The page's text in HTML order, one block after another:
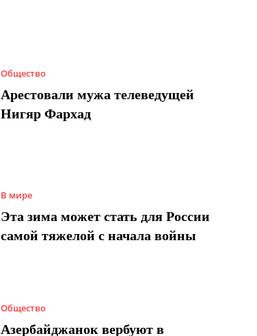
Общество
Арестовали мужа телеведущей
Нигяр Фархад
В мире
Эта зима может стать для России
самой тяжелой с начала войны
Общество
Азербайджанок вербуют в